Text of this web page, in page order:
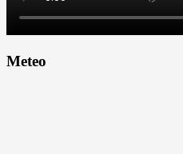
Meteo